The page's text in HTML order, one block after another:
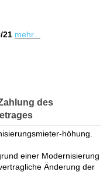
21 mehr...
des
höhung.
einer Modernisierung
Änderung der